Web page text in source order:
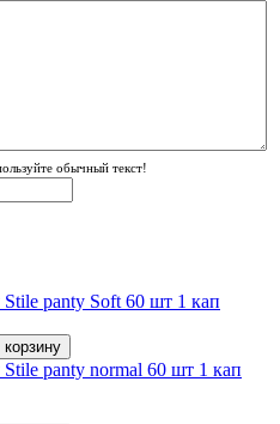
обычный текст!
panty Soft 60 шт 1 кап
panty normal 60 шт 1 кап